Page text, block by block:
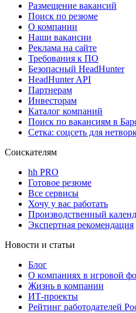
Размещение вакансий
Поиск по резюме
О компании
Наши вакансии
Реклама на сайте
Требования к ПО
Безопасный HeadHunter
HeadHunter API
Партнерам
Инвесторам
Каталог компаний
Поиск по вакансиям в
Сетка: соцсеть для
Соискателям
hh PRO
Готовое резюме
Все сервисы
Хочу у вас работать
Производственный
Экспертная рекомендация
Новости и статьи
Блог
О компаниях в игровой
Жизнь в компании
ИТ-проекты
Рейтинг работодателей